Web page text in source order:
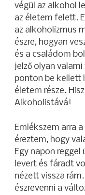
végül az alkohol
az életem felett.
az alkoholizmus
észre, hogyan
és a családom
jelző olyan
ponton be kellett
életem része.
Alkoholistává!
Emlékszem arra
éreztem, hogy
Egy napon
levert és fáradt
nézett vissza
észrevenni a